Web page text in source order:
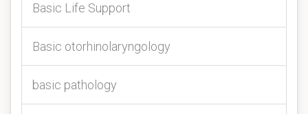
Basic Life Support
Basic otorhinolaryngology
basic pathology